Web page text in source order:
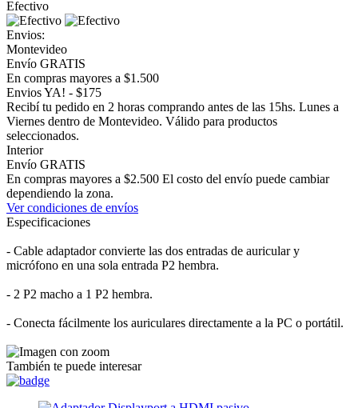
Efectivo
Envios:
Montevideo
Envío GRATIS
En compras mayores a $1.500
Envios YA! - $175
Recibí tu pedido en 2 horas comprando antes de las 15hs. Lunes a
Viernes dentro de Montevideo. Válido para productos
seleccionados.
Interior
Envío GRATIS
En compras mayores a $2.500 El costo del envío puede cambiar
dependiendo la zona.
Ver condiciones de envíos
Especificaciones
- Cable adaptador convierte las dos entradas de auricular y
micrófono en una sola entrada P2 hembra.
- 2 P2 macho a 1 P2 hembra.
- Conecta fácilmente los auriculares directamente a la PC o portátil.
También te puede interesar